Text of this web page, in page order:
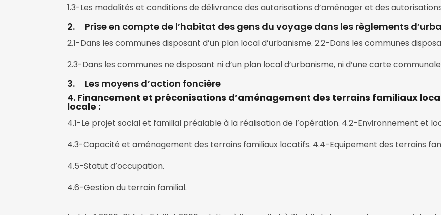
1.3-Les modalités et conditions de délivrance des autorisations d’aménager et des
2. Prise en compte de l’habitat des gens du voyage dans les règlements
2.1-Dans les communes disposant d’un plan local d’urbanisme. 2.2-Dans les communes
2.3-Dans les communes ne disposant ni d’un plan local d’urbanisme, ni d’une carte
3. Les moyens d’action foncière
4. Financement et préconisations d’aménagement des terrains familiaux
locale :
4.1-Le projet social et familial préalable à la réalisation de l’opération. 4.2-Environnement et
4.3-Capacité et aménagement des terrains familiaux locatifs. 4.4-Equipement des terrains
4.5-Statut d’occupation.
4.6-Gestion du terrain familial.